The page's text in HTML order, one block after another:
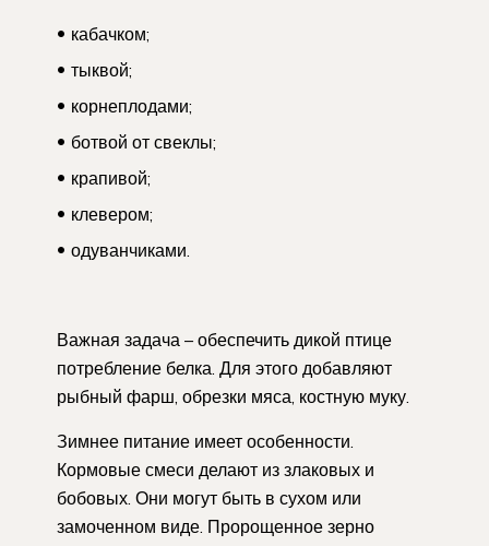
кабачком;
тыквой;
корнеплодами;
ботвой от свеклы;
крапивой;
клевером;
одуванчиками.
Важная задача – обеспечить дикой птице
потребление белка. Для этого добавляют
рыбный фарш, обрезки мяса, костную муку.
Зимнее питание имеет особенности.
Кормовые смеси делают из злаковых и
бобовых. Они могут быть в сухом или
замоченном виде. Пророщенное зерно